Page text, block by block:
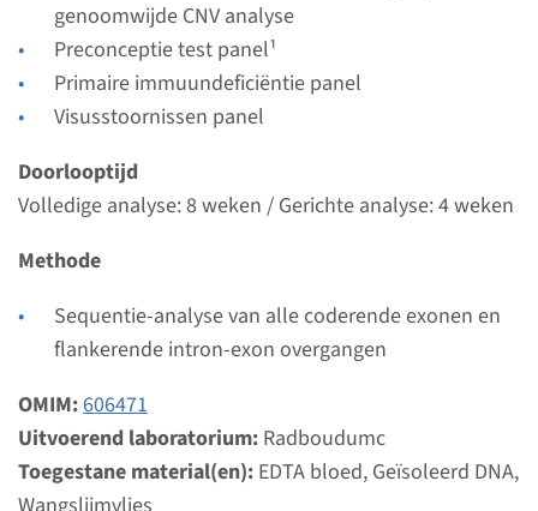
genoomwijde CNV analyse
Preconceptie test panel¹
Primaire immuundeficiëntie panel
Visusstoornissen panel
Doorlooptijd
Volledige analyse: 8 weken / Gerichte analyse: 4 weken
Methode
Sequentie-analyse van alle coderende exonen en
flankerende intron-exon overgangen
OMIM:606471
Uitvoerend laboratorium: Radboudumc
Toegestane material(en): EDTA bloed, Geïsoleerd DNA,
Gen
DKC1 - dyskeratosis
congenita, X-gebonden
Doorlooptijd
weken
Uitvoerend laboratorium
Radboudumc
Bekijk
Gen